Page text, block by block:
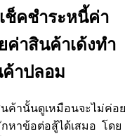
คชำระหนี้ค่า
ค่าสินค้าเด้งทำ
ค้าปลอม
นั้นดูเหมือนจะไม่ค่อย
หาข้อต่อสู้ได้เสมอ โดย